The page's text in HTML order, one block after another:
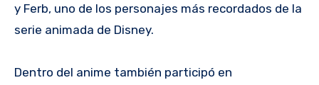
y Ferb, uno de los personajes más recordados de la
serie animada de Disney.
Dentro del anime también participó en